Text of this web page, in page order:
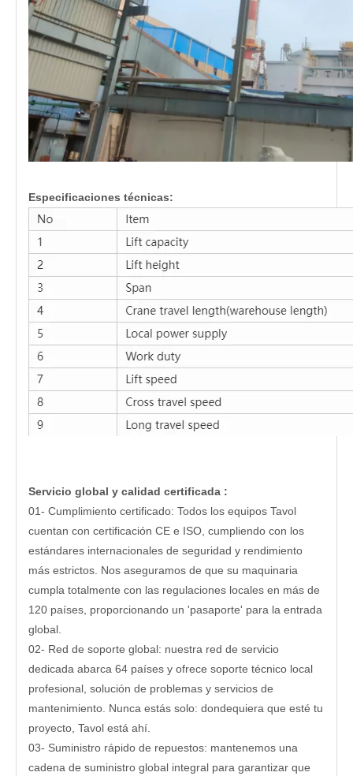
Especificaciones técnicas:
Servicio global y calidad certificada :
01- Cumplimiento certificado: Todos los equipos Tavol
cuentan con certificación CE e ISO, cumpliendo con los
estándares internacionales de seguridad y rendimiento
más estrictos. Nos aseguramos de que su maquinaria
cumpla totalmente con las regulaciones locales en más de
120 países, proporcionando un 'pasaporte' para la entrada
global.
02- Red de soporte global: nuestra red de servicio
dedicada abarca 64 países y ofrece soporte técnico local
profesional, solución de problemas y servicios de
mantenimiento. Nunca estás solo: dondequiera que esté tu
proyecto, Tavol está ahí.
03- Suministro rápido de repuestos: mantenemos una
cadena de suministro global integral para garantizar que